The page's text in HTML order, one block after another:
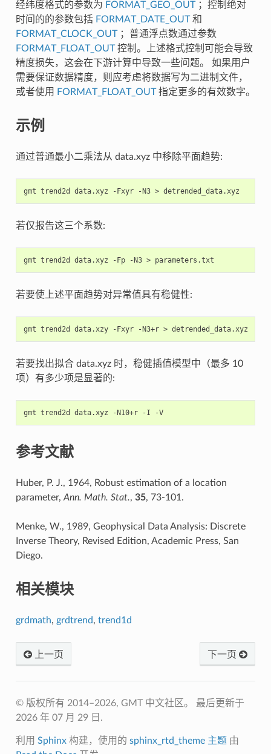
经纬度格式的参数为 FORMAT_GEO_OUT；控制绝对
时间的的参数包括 FORMAT_DATE_OUT和
FORMAT_CLOCK_OUT；普通浮点数通过参数
FORMAT_FLOAT_OUT控制。上述格式控制可能会导致
精度损失，这会在下游计算中导致一些问题。 如果用户
需要保证数据精度，则应考虑将数据写为二进制文件，
或者使用
FORMAT_FLOAT_OUT指定更多的有效数字。
示例
通过普通最小二乘法从 data.xyz 中移除平面趋势:
gmt trend2d data.xyz -Fxyr -N3 >
若仅报告这三个系数:
gmt trend2d data.xyz -Fp -N3 >
若要使上述平面趋势对异常值具有稳健性:
gmt trend2d data.xzy -Fxyr -N3+r >
若要找出拟合 data.xyz 时，稳健插值模型中（最多 10
项）有多少项是显著的:
gmt trend2d data.xyz -N10+r -I -V
参考文献
Huber, P. J., 1964, Robust estimation of a location
parameter,Ann. Math. Stat., 35, 73-101.
Menke, W., 1989, Geophysical Data Analysis: Discrete
Inverse Theory, Revised Edition, Academic Press, San
Diego.
相关模块
grdmath, grdtrend, trend1d
上一页 下一页
© 版权所有 2014–2026, GMT 中文社区。 最后更新于
2026 年 07 月 29 日.
利用 Sphinx构建，使用的 sphinx_rtd_theme 主题 由